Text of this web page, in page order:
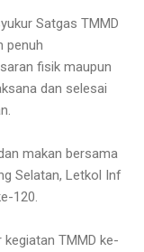
Satgas TMMD
penuh
fisik maupun
dan selesai
makan bersama
Selatan, Letkol Inf
120.
TMMD ke-